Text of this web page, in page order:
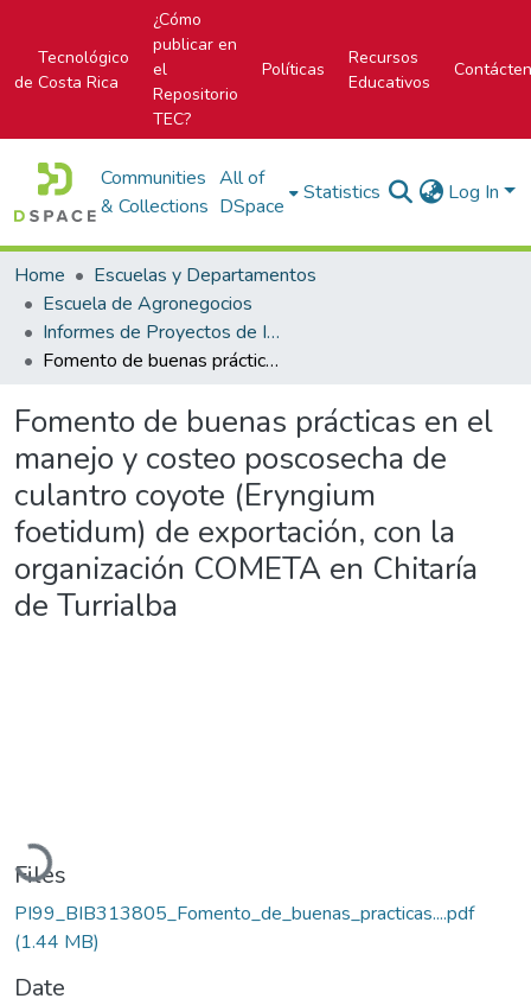
Tecnológico
de Costa Rica
¿Cómo
publicar en
el
Repositorio
TEC?
Políticas
Recursos
Educativos
Communities
& Collections
All of
DSpace
Statistics Log In
Home
Escuelas y Departamentos
Escuela de Agronegocios
Informes de Proyectos de Investigación
Fomento de buenas prácticas en el manejo y costeo poscosecha de culantro coyote (Eryngium foetidum) de exportación, con la organización COMETA en Chitaría de Turrialba
Fomento de buenas prácticas en el
manejo y costeo poscosecha de
culantro coyote (Eryngium
foetidum) de exportación, con la
organización COMETA en Chitaría
de Turrialba
Loading...
Files
PI99_BIB313805_Fomento_de_buenas_practicas....pdf
(1.44 MB)
Date